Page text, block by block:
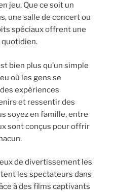
jeu. Que ce soit un
une salle de concert ou
spéciaux offrent une
quotidien.
bien plus qu’un simple
où les gens se
expériences
et ressentir des
soyez en famille, entre
sont conçus pour offrir
de divertissement les
les spectateurs dans
à des films captivants